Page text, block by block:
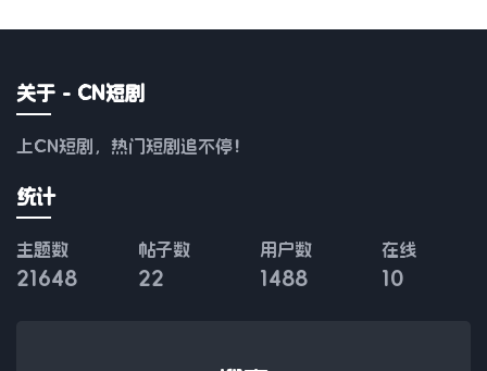
关于 - CN短剧
上CN短剧，热门短剧追不停！
统计
主题数
21648
帖子数
22
用户数
1488
在线
10